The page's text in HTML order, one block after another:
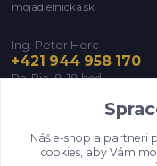
mojadielnicka.sk
Ing. Peter Herc
+421 944 958 170
Po-Pia, 8-18 hod.
Náš e-shop a partneri
cookies, aby Vám